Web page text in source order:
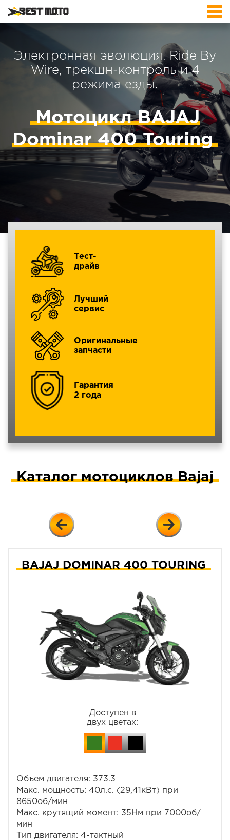
Электронная эволюция. Ride By
Wire, трекшн-контроль и 4
режима езды.
Мотоцикл BAJAJ
Dominar 400 Touring
Тест-
драйв
Лучший
сервис
Оригинальные
запчасти
Гарантия
2 года
Каталог мотоциклов Bajaj
BAJAJ DOMINAR 400 TOURING
Доступен в
двух цветах:
Объем двигателя: 373.3
Макс. мощность: 40л.с. (29,41кВт) при
8650об/мин
Макс. крутящий момент: 35Нм при 7000об/
мин
Тип двигателя: 4-тактный